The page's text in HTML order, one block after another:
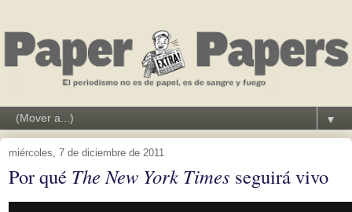
▼
miércoles, 7 de diciembre de 2011
Por qué The New York Times seguirá vivo